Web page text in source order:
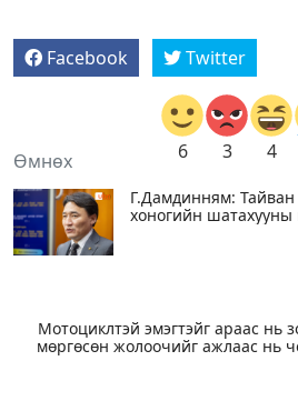
Facebook Twitter
6 3 4
Өмнөх
Г.Дамдинням:
хоногийн шатахууны
Мотоциклтэй эмэгтэйг араас нь
мөргөсөн жолоочийг ажлаас нь